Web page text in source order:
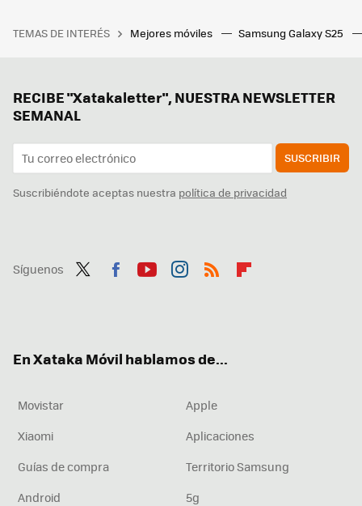
TEMAS DE INTERÉS Mejores móviles Samsung Galaxy S25
RECIBE "Xatakaletter", NUESTRA NEWSLETTER
SEMANAL
SUSCRIBIR
Suscribiéndote aceptas nuestra política de privacidad
Síguenos
En Xataka Móvil hablamos de...
Movistar
Apple
Xiaomi
Aplicaciones
Guías de compra
Territorio Samsung
Android
5g